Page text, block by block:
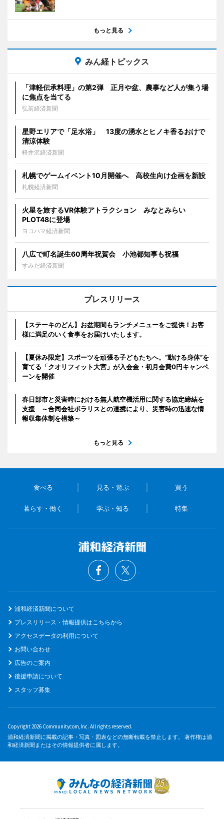
もっと見る
みん経トピックス
「津軽伝承料理」の第2弾 正月や盆、農事など人が集う場
に焦点を当てる
弘前経済新聞
星野エリアで「足水浴」 13度の湧水とヒノキ香るおけで
清涼体験
軽井沢経済新聞
札幌でゲームイベント10月開催へ 高校生向け企画を新設
札幌経済新聞
火星を旅するVR体験アトラクション みなとみらい
PLOT48に登場
ヨコハマ経済新聞
八広で町名誕生60周年祝賀会 小池都知事も祝福
すみだ経済新聞
プレスリリース
【ステーキのどん】お盆期間もランチメニューをご提供！お客
様に満足のいく食事をお届けいたします。
【夏休み限定】スポーツを頑張る子どもたちへ。“動ける身体”を
育てる「クオリフィット大宮」が入会金・初月会費0円キャンペ
ーンを開催
春日部市と災害時における無人航空機活用に関する協定締結を
支援 ～合同会社ポラリスとの連携により、災害時の迅速な情
報収集体制を構築～
もっと見る
食べる 見る・遊ぶ 買う
暮らす・働く 学ぶ・知る 特集
浦和経済新聞について
プレスリリース・情報提供はこちらから
アクセスデータの利用について
お問い合わせ
広告のご案内
後援申請について
スタッフ募集
Copyright 2026 Communitycom,Inc. All rights reserved.
浦和経済新聞に掲載の記事・写真・図表などの無断転載を禁止します。 著作権は浦
和経済新聞またはその情報提供者に属します。